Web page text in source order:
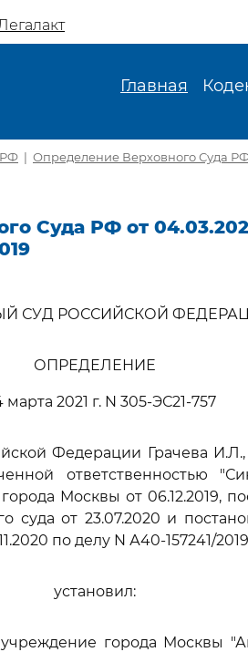
Главная
РФ | Определение Верховного Суда РФ
Суда РФ от
СУД РОССИЙСКОЙ
ОПРЕДЕЛЕНИЕ
марта 2021 г. N 305-ЭС21-757
Федерации Грачева
ответственностью
Москвы от 06.12.2019,
суда от 23.07.2020 и
по делу N А40-157241/
установил:
города Москвы